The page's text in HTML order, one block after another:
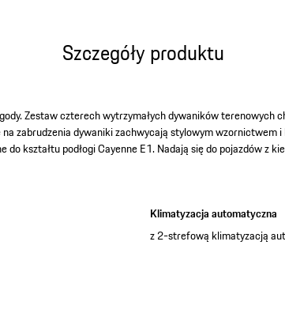
Szczegóły produktu
Zestaw czterech wytrzymałych dywaników terenowych
zabrudzenia dywaniki zachwycają stylowym wzornictwem i
do kształtu podłogi Cayenne E1. Nadają się do pojazdów z
Klimatyzacja automatyczna
z 2-strefową klimatyzacją